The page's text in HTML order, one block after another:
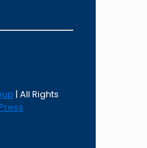
| All Rights